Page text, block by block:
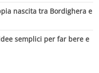
nascita tra Bordighera e
semplici per far bere e